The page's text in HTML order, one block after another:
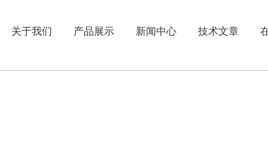
关于我们 产品展示 新闻中心 技术文章